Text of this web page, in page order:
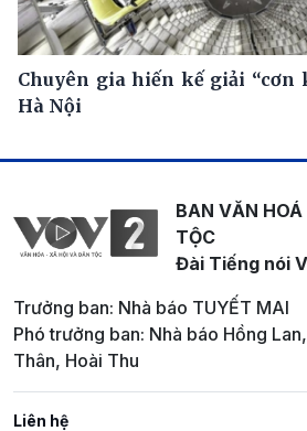
Chuyên gia hiến kế giải “cơn
Hà Nội
BAN VĂN
TỘC
Đài Tiếng nói
Trưởng ban: Nhà báo TUYẾT MAI
Phó trưởng ban: Nhà báo Hồng
Thân, Hoài Thu
Liên hệ